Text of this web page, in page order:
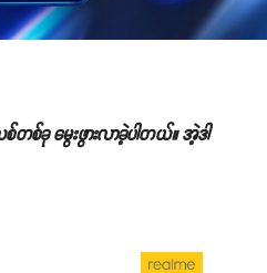
စ်ခု မွေးဖွားလာခဲ့ပါတယ်။ အဲ့ဒါ